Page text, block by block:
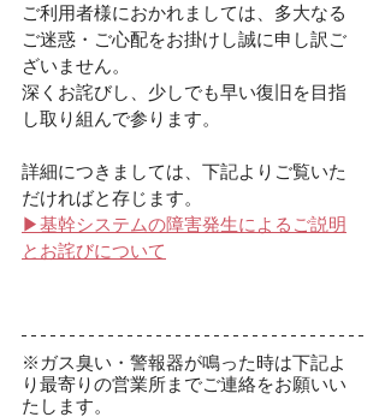
ご利用者様におかれましては、多大なる
ご迷惑・ご心配をお掛けし誠に申し訳ご
ざいません。
深くお詫びし、少しでも早い復旧を目指
し取り組んで参ります。
詳細につきましては、下記よりご覧いた
だければと存じます。
▶基幹システムの障害発生によるご説明
とお詫びについて
※ガス臭い・警報器が鳴った時は下記よ
り最寄りの営業所までご連絡をお願いい
たします。